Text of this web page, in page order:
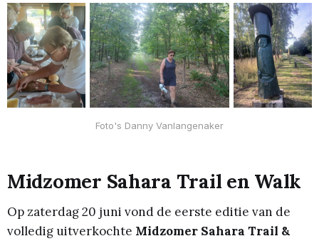
Foto's Danny Vanlangenaker
Midzomer Sahara Trail en Walk
Op zaterdag 20 juni vond de eerste editie van de
volledig uitverkochte Midzomer Sahara Trail &